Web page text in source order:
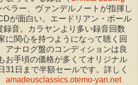
ペラー、ヴァンデルノートが指揮し
が面白い。エードリアン・ボール
録音。カラヤンより多い録音回数
に関心を持つようになって聴く回
アナログ盤のコンディションは良
お手頃の価格が多くてオリジナル
31日まで半額セールです。詳しく
amadeusclassics.otemo-yan.net